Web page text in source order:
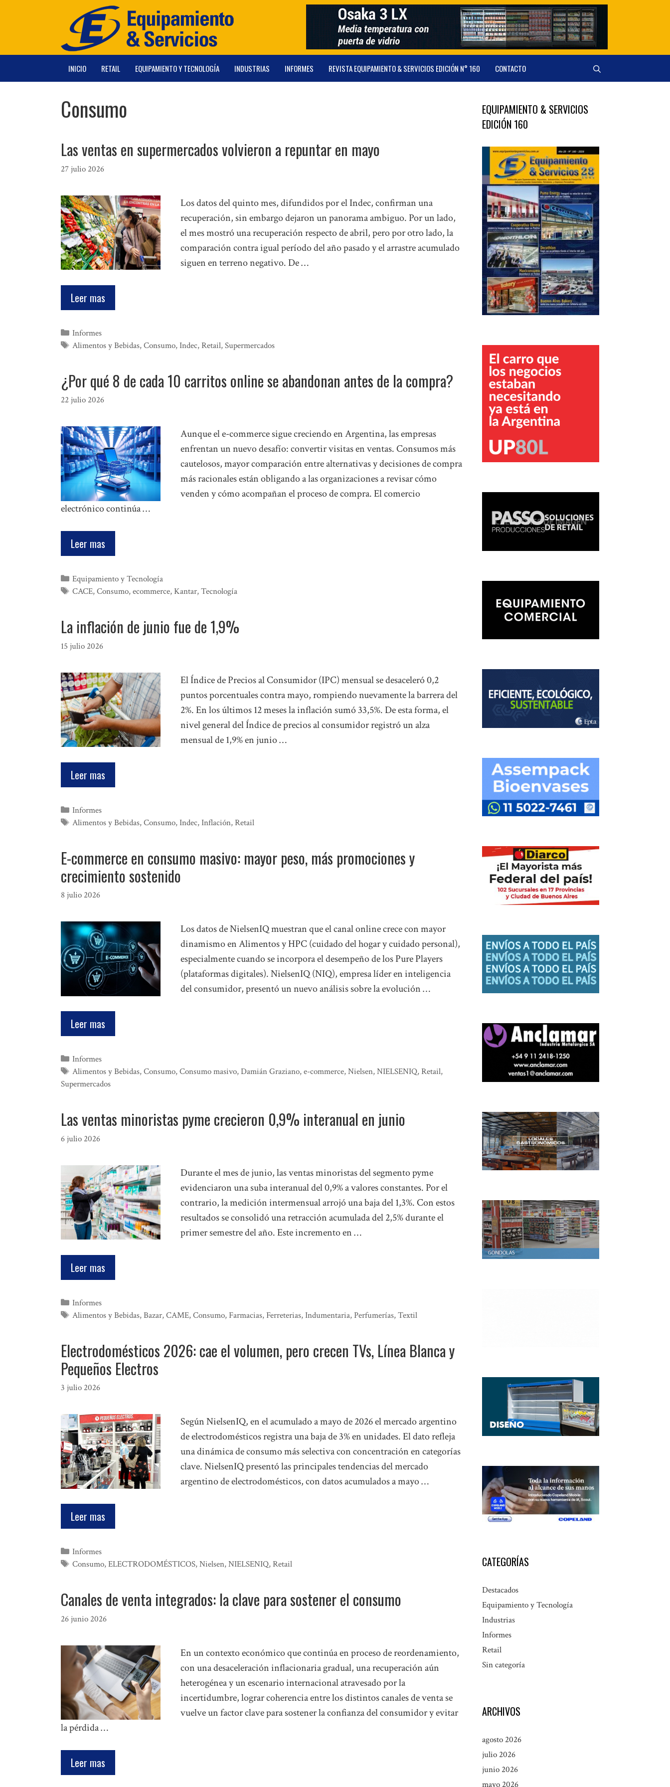
INICIO RETAIL EQUIPAMIENTO Y TECNOLOGÍA INDUSTRIAS INFORMES REVISTA EQUIPAMIENTO & SERVICIOS EDICIÓN N° 160 CONTACTO
Consumo
Las ventas en supermercados volvieron a repuntar en mayo
27 julio 2026
Los datos del quinto mes, difundidos por el Indec, confirman una
recuperación, sin embargo dejaron un panorama ambiguo. Por un lado,
el mes mostró una recuperación respecto de abril, pero por otro lado, la
comparación contra igual período del año pasado y el arrastre acumulado
siguen en terreno negativo. De …
Leer mas
Categorías
Informes
Etiquetas
Alimentos y Bebidas,Consumo,Indec,Retail,Supermercados
¿Por qué 8 de cada 10 carritos online se abandonan antes de la compra?
22 julio 2026
Aunque el e-commerce sigue creciendo en Argentina, las empresas
enfrentan un nuevo desafío: convertir visitas en ventas. Consumos más
cautelosos, mayor comparación entre alternativas y decisiones de compra
más racionales están obligando a las organizaciones a revisar cómo
venden y cómo acompañan el proceso de compra. El comercio
electrónico continúa …
Leer mas
Categorías
Equipamiento y Tecnología
Etiquetas
CACE,Consumo,ecommerce, Kantar,Tecnología
La inflación de junio fue de 1,9%
15 julio 2026
El Índice de Precios al Consumidor (IPC) mensual se desaceleró 0,2
puntos porcentuales contra mayo, rompiendo nuevamente la barrera del
2%. En los últimos 12 meses la inflación sumó 33,5%. De esta forma, el
nivel general del Índice de precios al consumidor registró un alza
mensual de 1,9% en junio …
Leer mas
Categorías
Informes
Etiquetas
Alimentos y Bebidas,Consumo,Indec,Inflación,Retail
E-commerce en consumo masivo: mayor peso, más promociones y
crecimiento sostenido
8 julio 2026
Los datos de NielsenIQ muestran que el canal online crece con mayor
dinamismo en Alimentos y HPC (cuidado del hogar y cuidado personal),
especialmente cuando se incorpora el desempeño de los Pure Players
(plataformas digitales). NielsenIQ (NIQ), empresa líder en inteligencia
del consumidor, presentó un nuevo análisis sobre la evolución …
Leer mas
Categorías
Informes
Etiquetas
Alimentos y Bebidas,Consumo,Consumo masivo,Damián Graziano,e-commerce,Nielsen,NIELSENIQ,Retail,
Supermercados
Las ventas minoristas pyme crecieron 0,9% interanual en junio
6 julio 2026
Durante el mes de junio, las ventas minoristas del segmento pyme
evidenciaron una suba interanual del 0,9% a valores constantes. Por el
contrario, la medición intermensual arrojó una baja del 1,3%. Con estos
resultados se consolidó una retracción acumulada del 2,5% durante el
primer semestre del año. Este incremento en …
Leer mas
Categorías
Informes
Etiquetas
Alimentos y Bebidas,Bazar,CAME,Consumo,Farmacias,Ferreterias,Indumentaria,Perfumerías,Textil
Electrodomésticos 2026: cae el volumen, pero crecen TVs, Línea Blanca y
Pequeños Electros
3 julio 2026
Según NielsenIQ, en el acumulado a mayo de 2026 el mercado argentino
de electrodomésticos registra una baja de 3% en unidades. El dato refleja
una dinámica de consumo más selectiva con concentración en categorías
clave. NielsenIQ presentó las principales tendencias del mercado
argentino de electrodomésticos, con datos acumulados a mayo …
Leer mas
Categorías
Informes
Etiquetas
Consumo,ELECTRODOMÉSTICOS,Nielsen,NIELSENIQ,Retail
Canales de venta integrados: la clave para sostener el consumo
26 junio 2026
En un contexto económico que continúa en proceso de reordenamiento,
con una desaceleración inflacionaria gradual, una recuperación aún
heterogénea y un escenario internacional atravesado por la
incertidumbre, lograr coherencia entre los distintos canales de venta se
vuelve un factor clave para sostener la confianza del consumidor y evitar
la pérdida …
Leer mas
EQUIPAMIENTO & SERVICIOS
EDICIÓN 160
CATEGORÍAS
Destacados
Equipamiento y Tecnología
Industrias
Informes
Retail
Sin categoría
ARCHIVOS
agosto 2026
julio 2026
junio 2026
mayo 2026